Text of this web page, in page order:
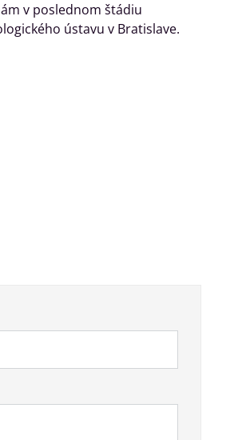
v poslednom štádiu
ústavu v Bratislave.